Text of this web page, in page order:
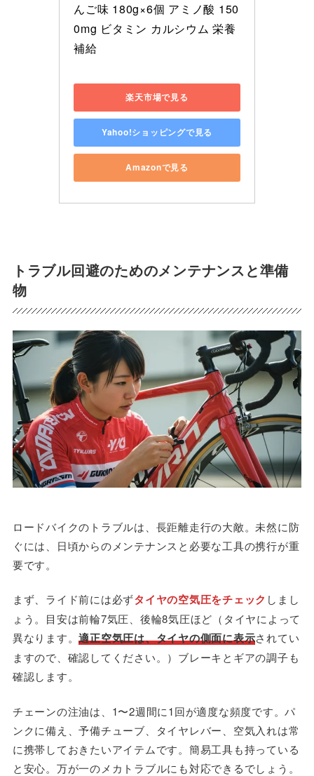
んご味 180g×6個 アミノ酸 150
0mg ビタミン カルシウム 栄養
補給
楽天市場で見る
Yahoo!ショッピングで見る
Amazonで見る
トラブル回避のためのメンテナンスと準備
物
ロードバイクのトラブルは、長距離走行の大敵。未然に防
ぐには、日頃からのメンテナンスと必要な工具の携行が重
要です。
まず、ライド前には必ずタイヤの空気圧をチェック しまし
ょう。目安は前輪7気圧、後輪8気圧ほど（タイヤによって
異なります。適正空気圧は、タイヤの側面に表示されてい
ますので、確認してください。）ブレーキとギアの調子も
確認します。
チェーンの注油は、1〜2週間に1回が適度な頻度です。パ
ンクに備え、予備チューブ、タイヤレバー、空気入れは常
に携帯しておきたいアイテムです。簡易工具も持っている
と安心。万が一のメカトラブルにも対応できるでしょう。